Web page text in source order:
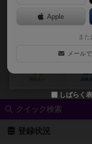
作品
アイラ・フェイ（Ira
コーディ・ミラー（
ファーオフゲームズ（
0
興味あり 経験あ
クイック検索
登録状況
Apple
また
メール
しばらく